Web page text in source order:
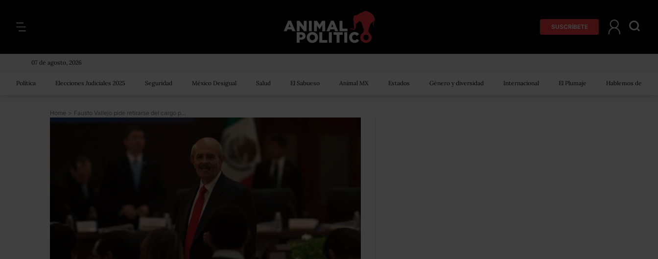
SUSCRÍBETE
07 de agosto, 2026
Política Elecciones Judiciales 2025 Seguridad México Desigual Salud El Sabueso Animal MX Estados Género y diversidad Internacional El Plumaje Hablemos de
Home > Fausto Vallejo pide retirarse del cargo por 3 meses